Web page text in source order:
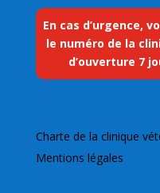
En cas d’urgence,
le numéro de la
d’ouverture 7
Charte de la clinique
Mentions légales